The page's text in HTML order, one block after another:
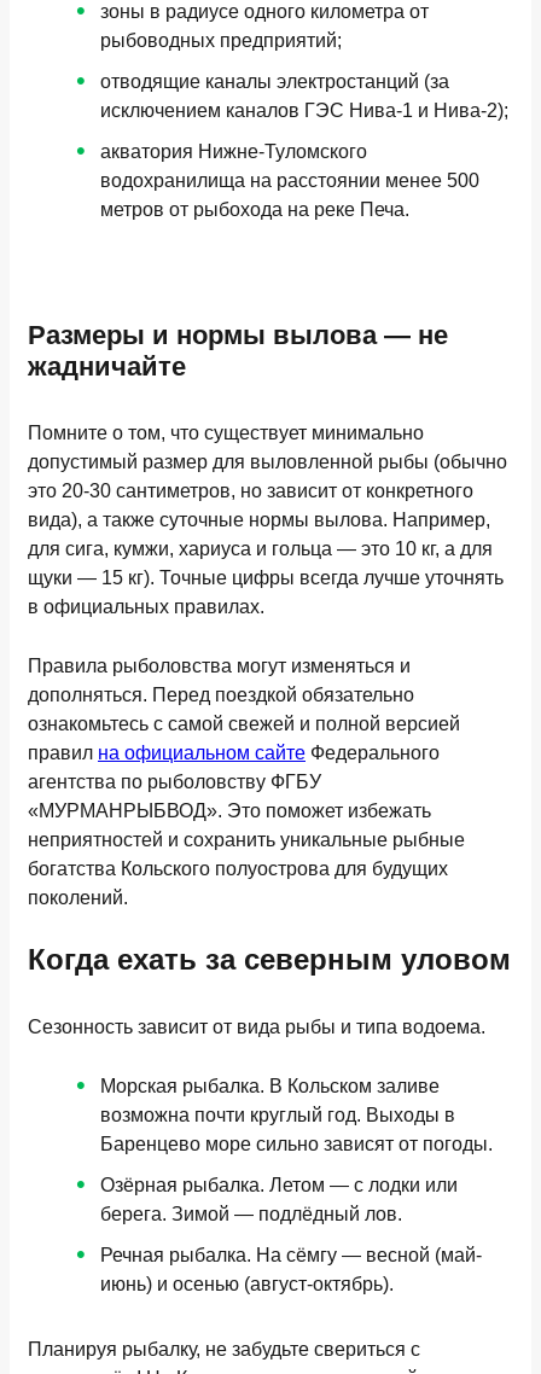
зоны в радиусе одного километра от
рыбоводных предприятий;
отводящие каналы электростанций (за
исключением каналов ГЭС Нива-1 и Нива-2);
акватория Нижне-Туломского
водохранилища на расстоянии менее 500
метров от рыбохода на реке Печа.
Размеры и нормы вылова — не
жадничайте
Помните о том, что существует минимально
допустимый размер для выловленной рыбы (обычно
это 20-30 сантиметров, но зависит от конкретного
вида), а также суточные нормы вылова. Например,
для сига, кумжи, хариуса и гольца — это 10 кг, а для
щуки — 15 кг). Точные цифры всегда лучше уточнять
в официальных правилах.
Правила рыболовства могут изменяться и
дополняться. Перед поездкой обязательно
ознакомьтесь с самой свежей и полной версией
правил на официальном сайте Федерального
агентства по рыболовству ФГБУ
«МУРМАНРЫБВОД». Это поможет избежать
неприятностей и сохранить уникальные рыбные
богатства Кольского полуострова для будущих
поколений.
Когда ехать за северным уловом
Сезонность зависит от вида рыбы и типа водоема.
Морская рыбалка. В Кольском заливе
возможна почти круглый год. Выходы в
Баренцево море сильно зависят от погоды.
Озёрная рыбалка. Летом — с лодки или
берега. Зимой — подлёдный лов.
Речная рыбалка. На сёмгу — весной (май-
июнь) и осенью (август-октябрь).
Планируя рыбалку, не забудьте свериться с